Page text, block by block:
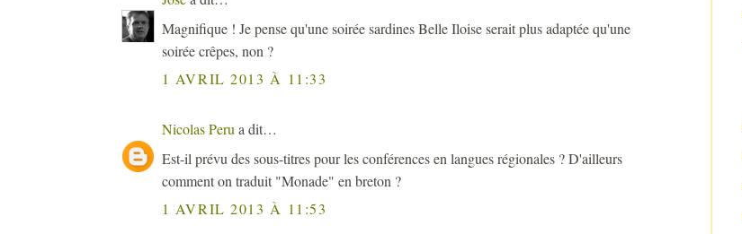
Magnifique ! Je pense qu'une soirée sardines Belle Iloise serait plus adaptée qu'une
soirée crêpes, non ?
1 AVRIL 2013 À 11:33
Nicolas Perua dit…
Est-il prévu des sous-titres pour les conférences en langues régionales ? D'ailleurs
comment on traduit "Monade" en breton ?
1 AVRIL 2013 À 11:53